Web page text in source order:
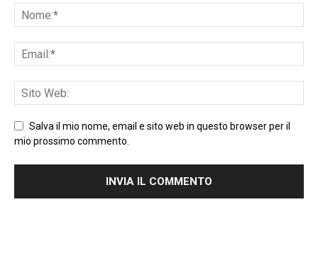
Salva il mio nome, email e sito web in questo browser per il
mio prossimo commento.